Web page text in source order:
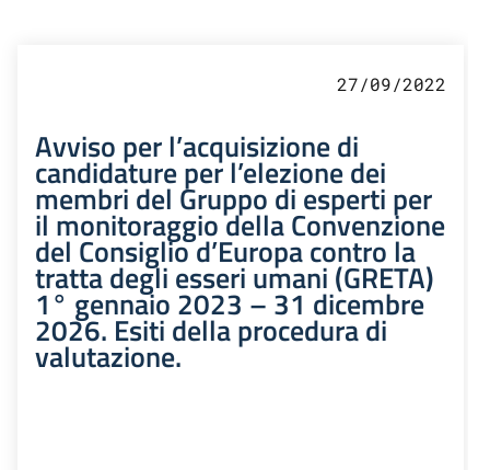
27/09/2022
Avviso per l’acquisizione di
candidature per l’elezione dei
membri del Gruppo di esperti per
il monitoraggio della Convenzione
del Consiglio d’Europa contro la
tratta degli esseri umani (GRETA)
1° gennaio 2023 – 31 dicembre
2026. Esiti della procedura di
valutazione.